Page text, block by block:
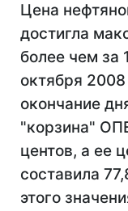
Цена
достигла
более чем за
октября
окончание
"корзина"
центов, а ее
составила
этого